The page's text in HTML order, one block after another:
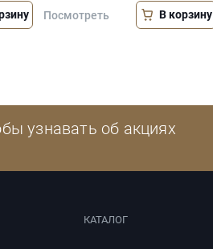
Посмотреть В корзину
узнавать об акциях
КАТАЛОГ